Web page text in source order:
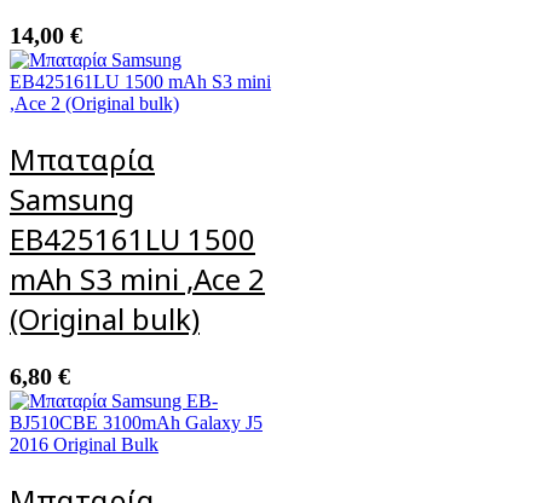
14,00 €
Μπαταρία
Samsung
EB425161LU 1500
mAh S3 mini ,Ace 2
(Original bulk)
6,80 €